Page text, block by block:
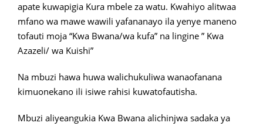
apate kuwapigia Kura mbele za watu. Kwahiyo alitwaa
mfano wa mawe wawili yafananayo ila yenye maneno
tofauti moja “Kwa Bwana/wa kufa” na lingine ” Kwa
Azazeli/ wa Kuishi”
Na mbuzi hawa huwa walichukuliwa wanaofanana
kimuonekano ili isiwe rahisi kuwatofautisha.
Mbuzi aliyeangukia Kwa Bwana alichinjwa sadaka ya